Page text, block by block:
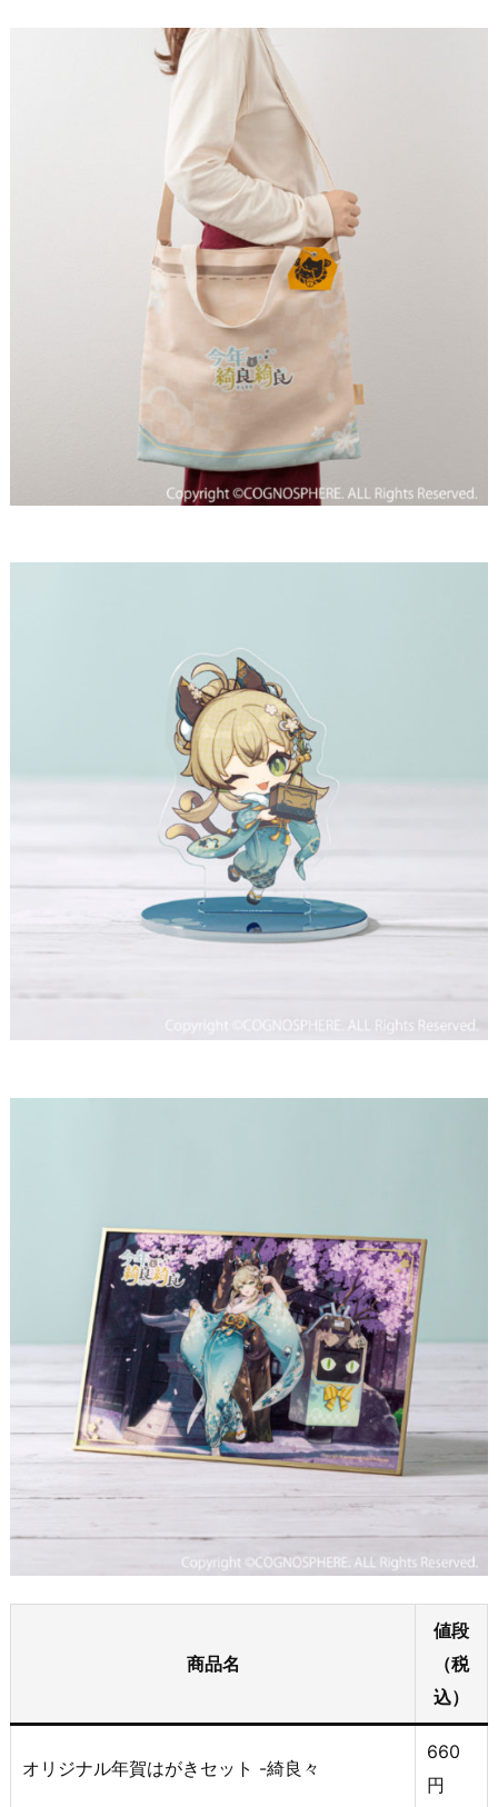
商品名
値段
（税
込）
オリジナル年賀はがきセット -綺良々
660
円